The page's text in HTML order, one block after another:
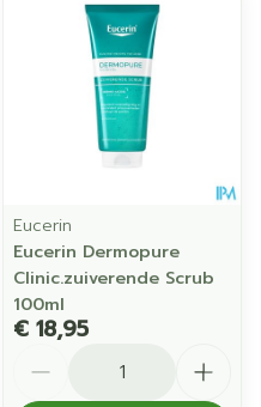
Eucerin
Eucerin Dermopure
Clinic.zuiverende Scrub
100ml
€ 18,95